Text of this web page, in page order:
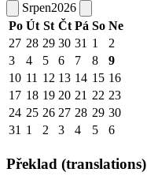
Srpen2026
Po Út St Čt Pá So Ne
27 28 29 30 31 1
2
3
4 5 6 7 8
9
10 11 12 13 14 15 16
17 18 19 20 21 22 23
24 25 26 27 28 29 30
31 1 2 3 4 5 6
Překlad (translations)